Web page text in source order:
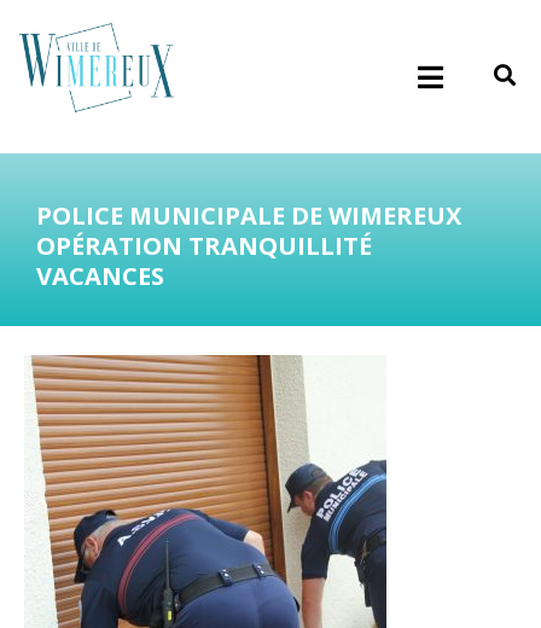
POLICE MUNICIPALE DE WIMEREUX
OPÉRATION TRANQUILLITÉ
VACANCES